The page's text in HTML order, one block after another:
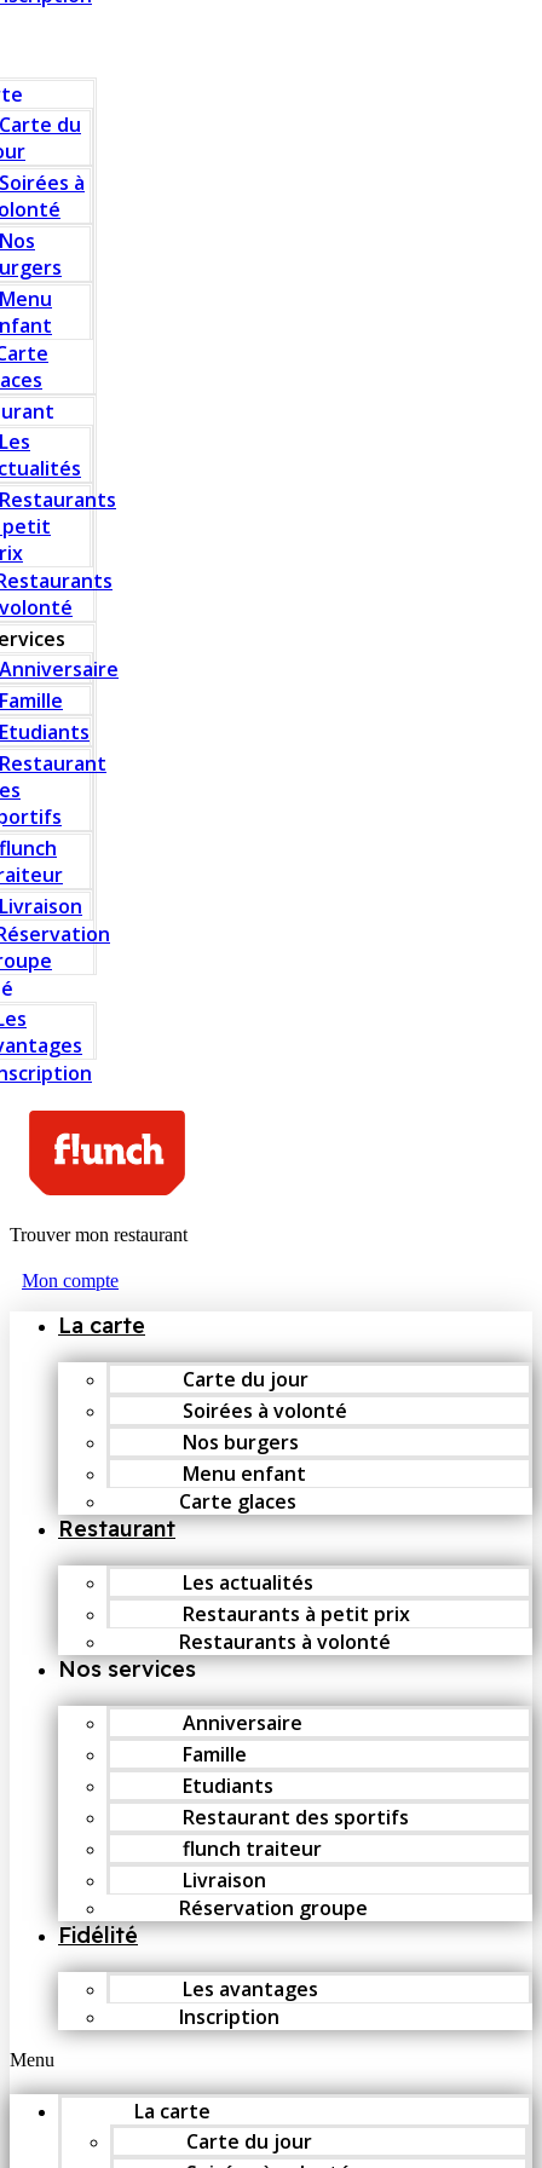
Carte du
Soirées à
Nos
Menu
Les
Restaurants
petit
Anniversaire
Famille
Etudiants
Restaurant
flunch
Livraison
Trouver mon restaurant
Mon compte
La carte
Carte du jour
Soirées à volonté
Nos burgers
Menu enfant
Carte glaces
Restaurant
Les actualités
Restaurants à petit prix
Restaurants à volonté
Nos services
Anniversaire
Famille
Etudiants
Restaurant des sportifs
flunch traiteur
Livraison
Réservation groupe
Fidélité
Les avantages
Inscription
Menu
La carte
Carte du jour